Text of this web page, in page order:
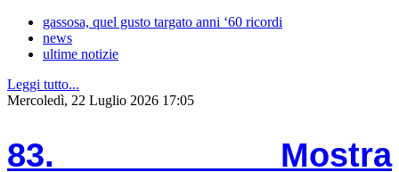
gassosa, quel gusto targato anni ‘60 ricordi
news
ultime notizie
Leggi tutto...
Mercoledì, 22 Luglio 2026 17:05
83. Mostra